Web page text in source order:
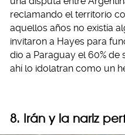
reclamando el territorio
aquellos años no existía
invitaron a Hayes para
dio a Paraguay el 60%
ahí lo idolatran como un
8. Irán y la nariz